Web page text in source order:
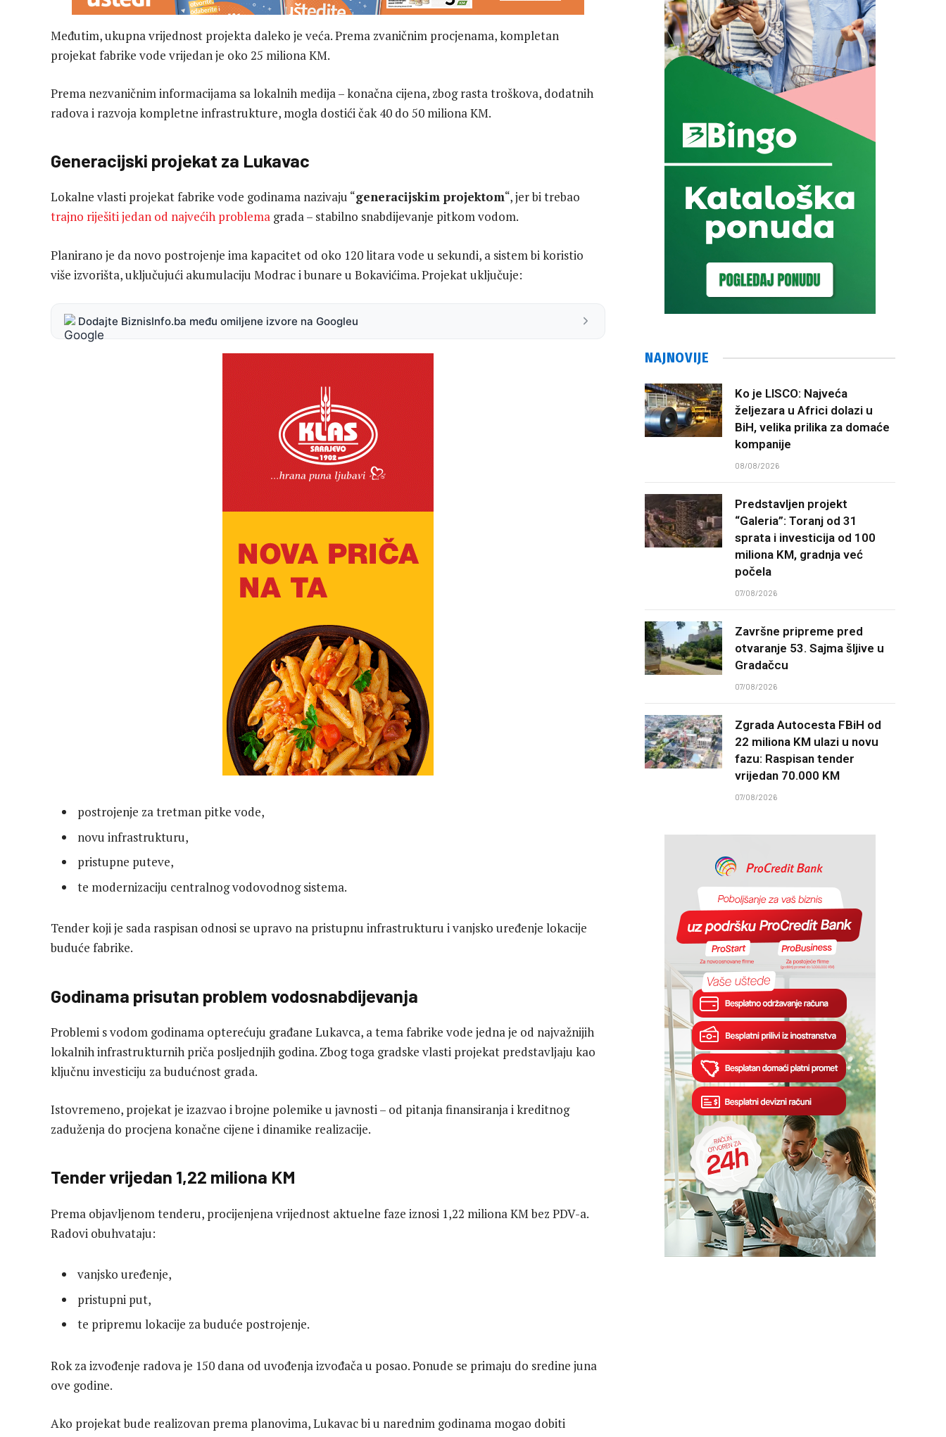
Međutim, ukupna vrijednost projekta daleko je veća. Prema zvaničnim procjenama, kompletan
projekat fabrike vode vrijedan je oko 25 miliona KM.
Prema nezvaničnim informacijama sa lokalnih medija – konačna cijena, zbog rasta troškova, dodatnih
radova i razvoja kompletne infrastrukture, mogla dostići čak 40 do 50 miliona KM.
Generacijski projekat za Lukavac
Lokalne vlasti projekat fabrike vode godinama nazivaju “generacijskim projektom“, jer bi trebao
trajno riješiti jedan od najvećih problema grada – stabilno snabdijevanje pitkom vodom.
Planirano je da novo postrojenje ima kapacitet od oko 120 litara vode u sekundi, a sistem bi koristio
više izvorišta, uključujući akumulaciju Modrac i bunare u Bokavićima. Projekat uključuje:
Dodajte BiznisInfo.ba među omiljene izvore na Googleu
postrojenje za tretman pitke vode,
novu infrastrukturu,
pristupne puteve,
te modernizaciju centralnog vodovodnog sistema.
Tender koji je sada raspisan odnosi se upravo na pristupnu infrastrukturu i vanjsko uređenje lokacije
buduće fabrike.
Godinama prisutan problem vodosnabdijevanja
Problemi s vodom godinama opterećuju građane Lukavca, a tema fabrike vode jedna je od najvažnijih
lokalnih infrastrukturnih priča posljednjih godina. Zbog toga gradske vlasti projekat predstavljaju kao
ključnu investiciju za budućnost grada.
Istovremeno, projekat je izazvao i brojne polemike u javnosti – od pitanja finansiranja i kreditnog
zaduženja do procjena konačne cijene i dinamike realizacije.
Tender vrijedan 1,22 miliona KM
Prema objavljenom tenderu, procijenjena vrijednost aktuelne faze iznosi 1,22 miliona KM bez PDV-a.
Radovi obuhvataju:
vanjsko uređenje,
pristupni put,
te pripremu lokacije za buduće postrojenje.
Rok za izvođenje radova je 150 dana od uvođenja izvođača u posao. Ponude se primaju do sredine juna
ove godine.
Ako projekat bude realizovan prema planovima, Lukavac bi u narednim godinama mogao dobiti
NAJNOVIJE
Ko je LISCO: Najveća
željezara u Africi dolazi u
BiH, velika prilika za domaće
kompanije
08/08/2026
Predstavljen projekt
“Galeria”: Toranj od 31
sprata i investicija od 100
miliona KM, gradnja već
počela
07/08/2026
Završne pripreme pred
otvaranje 53. Sajma šljive u
Gradačcu
07/08/2026
Zgrada Autocesta FBiH od
22 miliona KM ulazi u novu
fazu: Raspisan tender
vrijedan 70.000 KM
07/08/2026